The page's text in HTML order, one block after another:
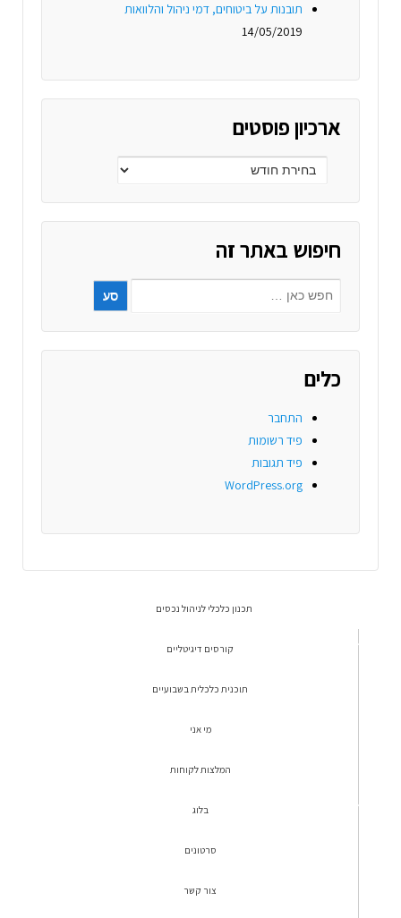
תובנות על ביטוחים, דמי ניהול והלוואות
14/05/2019
ארכיון פוסטים
חיפוש באתר זה
כלים
התחבר
פיד רשומות
פיד תגובות
WordPress.org
תכנון כלכלי לניהול נכסים
קורסים דיגיטליים
תוכנית כלכלית בשבועיים
מי אני
המלצות לקוחות
בלוג
סרטונים
צור קשר